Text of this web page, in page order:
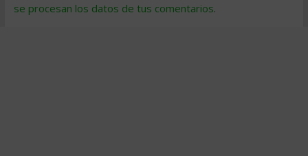
se procesan los datos de tus comentarios.